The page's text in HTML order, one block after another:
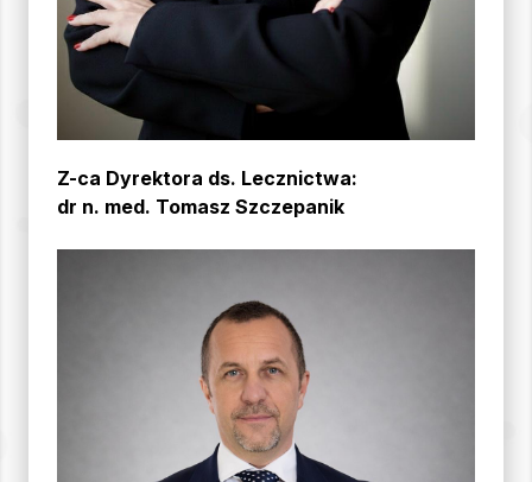
Z-ca Dyrektora ds. Lecznictwa:
dr n. med. Tomasz Szczepanik